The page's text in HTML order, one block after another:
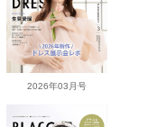
2026年03月号